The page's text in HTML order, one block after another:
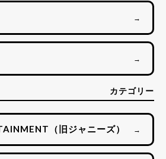
→
→
カテゴリー
（旧ジャニーズ） →